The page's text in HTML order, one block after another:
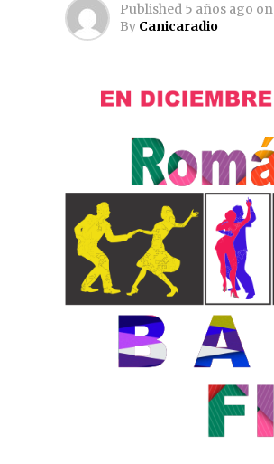
Published 5 años ago on
By Canicaradio